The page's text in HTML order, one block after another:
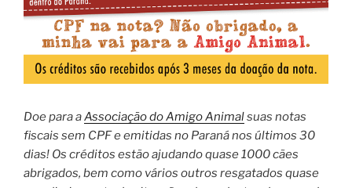
Doe para aAssociação do Amigo Animalsuas notas
fiscais sem CPF e emitidas no Paraná nos últimos 30
dias! Os créditos estão ajudando quase 1000 cães
abrigados, bem como vários outros resgatados quase